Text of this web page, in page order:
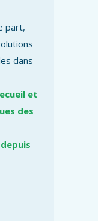
part,
dans
et
des